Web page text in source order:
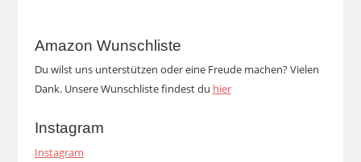
Amazon Wunschliste
Du wilst uns unterstützen oder eine Freude machen? Vielen
Dank. Unsere Wunschliste findest du hier
Instagram
Instagram